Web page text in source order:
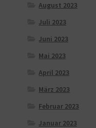
August 2023
Juli 2023
Juni 2023
Mai 2023
April 2023
März 2023
Februar 2023
Januar 2023